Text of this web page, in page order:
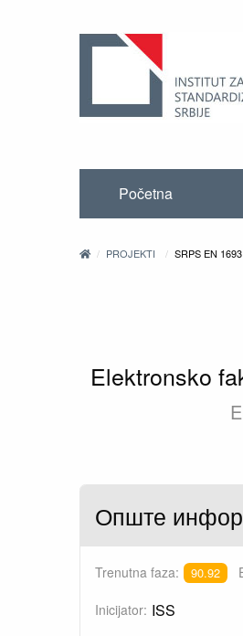
Početna
PROJEKTI SRPS EN
Elektronsko
Опште
Trenutna faza: 90.92
Inicijator: ISS